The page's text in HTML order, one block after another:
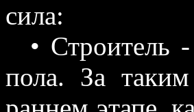
сила:
• Строитель
пола. За